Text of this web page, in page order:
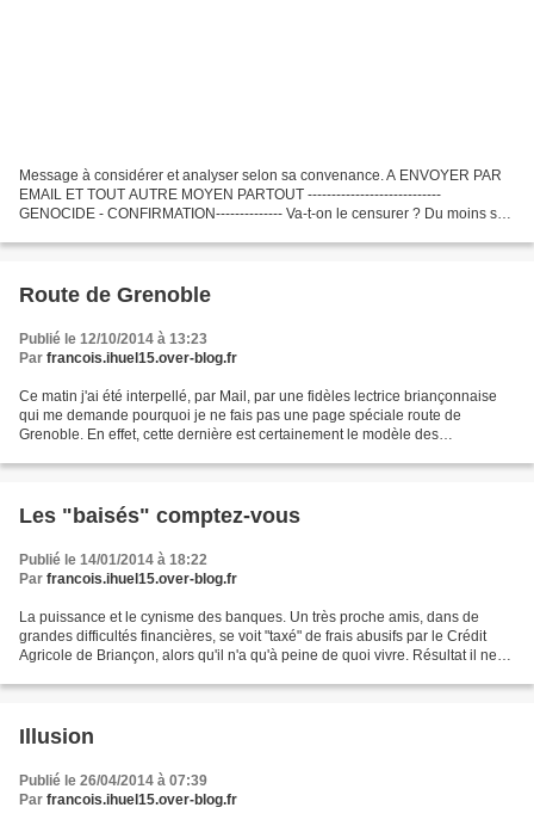
Message à considérer et analyser selon sa convenance. A ENVOYER PAR
EMAIL ET TOUT AUTRE MOYEN PARTOUT ----------------------------
GENOCIDE - CONFIRMATION-------------- Va-t-on le censurer ? Du moins sur
Route de Grenoble
Publié le 12/10/2014 à 13:23
Par francois.ihuel15.over-blog.fr
Ce matin j'ai été interpellé, par Mail, par une fidèles lectrice briançonnaise
qui me demande pourquoi je ne fais pas une page spéciale route de
Grenoble. En effet, cette dernière est certainement le modèle des
Les "baisés" comptez-vous
Publié le 14/01/2014 à 18:22
Par francois.ihuel15.over-blog.fr
La puissance et le cynisme des banques. Un très proche amis, dans de
grandes difficultés financières, se voit "taxé" de frais abusifs par le Crédit
Agricole de Briançon, alors qu'il n'a qu'à peine de quoi vivre. Résultat il ne
Illusion
Publié le 26/04/2014 à 07:39
Par francois.ihuel15.over-blog.fr